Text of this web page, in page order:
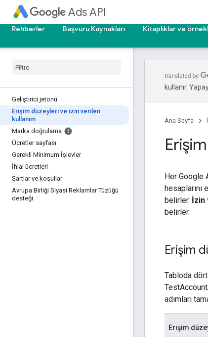
Ads API
Rehberler
Başvuru Kaynakları Kitaplıklar ve
Geliştirici jetonu
Erişim düzeyleri ve izin verilen
kullanım
Marka doğrulama
Ücretler sayfası
Gerekli Minimum İşlevler
İhlal ücretleri
Şartlar ve koşullar
Avrupa Birliği Siyasi Reklamlar Tüzüğü
desteği
kullanır.
Ana Sayfa
Her Google
belirler. İzin
belirler.
Erişim
Tabloda
adımları
Erişim